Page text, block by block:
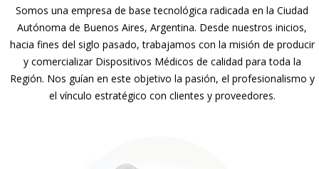
Somos una empresa de base tecnológica radicada en la Ciudad
Autónoma de Buenos Aires, Argentina. Desde nuestros inicios,
hacia fines del siglo pasado, trabajamos con la misión de producir
y comercializar Dispositivos Médicos de calidad para toda la
Región. Nos guían en este objetivo la pasión, el profesionalismo y
el vínculo estratégico con clientes y proveedores.